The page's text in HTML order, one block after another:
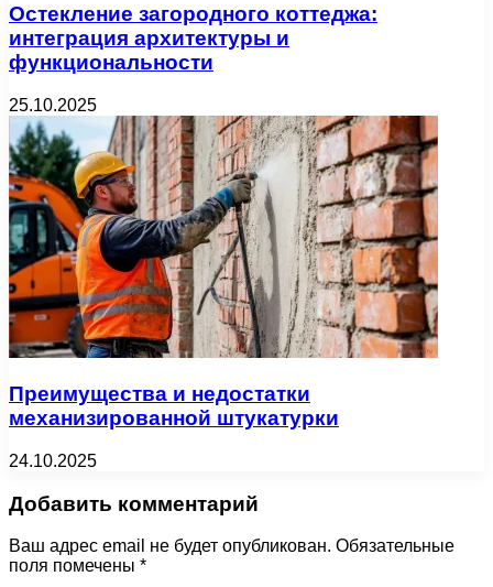
Остекление загородного коттеджа:
интеграция архитектуры и
функциональности
25.10.2025
Преимущества и недостатки
механизированной штукатурки
24.10.2025
Добавить комментарий
Ваш адрес email не будет опубликован. Обязательные
поля помечены *